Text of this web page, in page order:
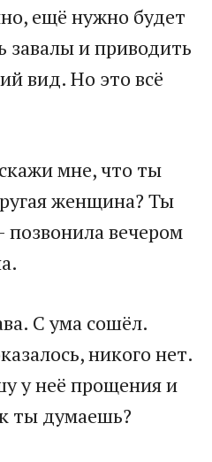
ещё нужно будет
завалы и приводить
вид. Но это всё
мне, что ты
женщина? Ты
вечером
С ума сошёл.
никого нет.
у неё прощения и
ты думаешь?​